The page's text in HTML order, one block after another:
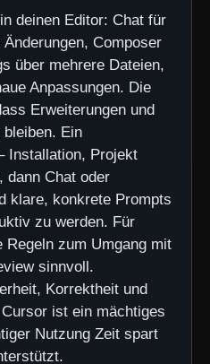
deinen Editor: Chat für
Composer
über mehrere Dateien,
Anpassungen. Die
Erweiterungen und
bleiben. Ein
Installation, Projekt
dann Chat oder
klare, konkrete Prompts
zu werden. Für
Regeln zum Umgang mit
sinnvoll.
Korrektheit und
ist ein mächtiges
Nutzung Zeit spart